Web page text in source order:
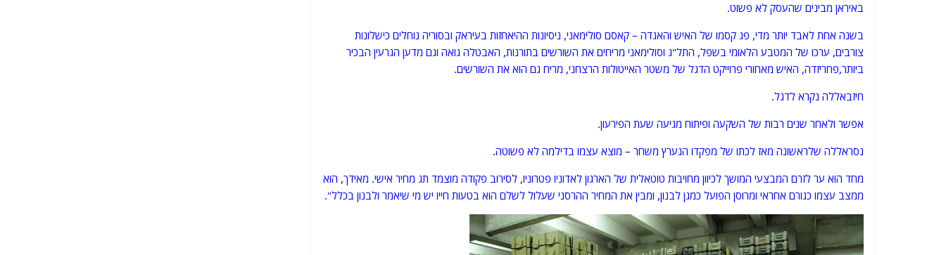
באיראן מבינים שהעסק לא פשוט.
בשנה אחת לאבד יותר מדי, פג קסמו של האיש והאגדה – קאסם סולימאני, ניסיונות ההיאחזות בעיראק ובסוריה נוחלים כישלונות
צורבים, ערכו של המטבע הלאומי בשפל, התל"ג וסולימאני מריחים את השורשים בתורנות, האבטלה גואה וגם מדען הגרעין הבכיר
ביותר,פחריזדה, האיש מאחורי פרוייקט הדגל של משטר האייטולות הרצחני, מריח גם הוא את השורשים.
חיזבאללה נקרא לדגל.
אפשר ולאחר שנים רבות של השקעה ופיתוח מגיעה שעת הפירעון.
נסראללה שלראשונה מאז לכתו של מפקדו הנערץ משחר – מוצא עצמו בדילמה לא פשוטה.
מחד הוא ער לזרם המבצעי המושך לכיוון מחויבות טוטאלית של הארגון לאדוניו פטרוניו, לסירוב פקודה מוצמד תג מחיר אישי. מאידך, הוא
ממצב עצמו כגורם אחראי ומרוסן הפועל כמגן לבנון, ומבין את המחיר ההרסני שעלול לשלם הוא בטעות חייו יש מי שיאמר ולבנון בכלל".